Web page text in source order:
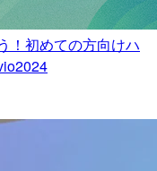
！初めての方向けハ